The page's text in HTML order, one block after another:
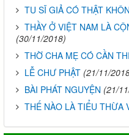
TU SĨ GIẢ CÓ THẬT
THẦY Ở VIỆT NAM LÀ
(30/11/2018)
THỜ CHA MẸ CÓ CẦN
LỄ CHƯ PHẬT (21/11/
BÀI PHÁT NGUYỆN (21/
THẾ NÀO LÀ TIỂU THỪA